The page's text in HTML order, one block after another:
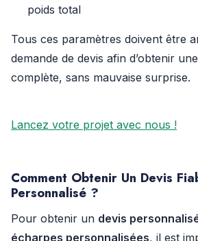
poids total
Tous ces paramètres doivent être
demande de devis afin d’obtenir
complète, sans mauvaise surprise.
Lancez votre projet avec nous !
Comment Obtenir Un Devis
Personnalisé ?
Pour obtenir un devis
écharpes personnalisées, il est